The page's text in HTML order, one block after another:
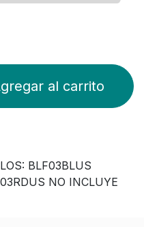
al carrito
BLF03BLUS
NO INCLUYE